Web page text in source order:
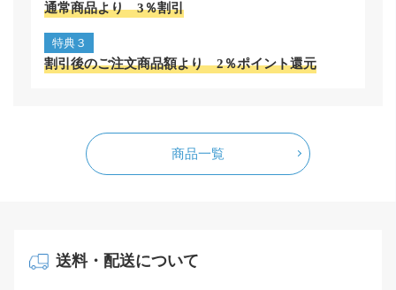
通常商品より 3％割引
特典３
割引後のご注文商品額より 2％ポイント還元
商品一覧
送料・配送について